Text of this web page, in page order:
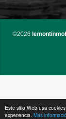
Este sitio Web usa
experiencia. Más
©2026